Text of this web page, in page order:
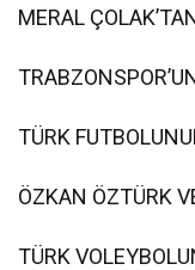
MERAL
TÜRK
ÖZKAN ÖZTÜRK
TÜRK